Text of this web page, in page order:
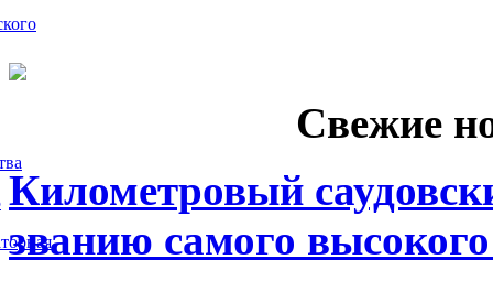
Свежие
Километровый
званию самого